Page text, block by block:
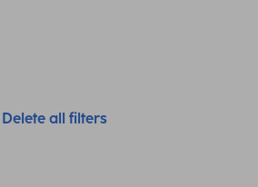
Delete all filters